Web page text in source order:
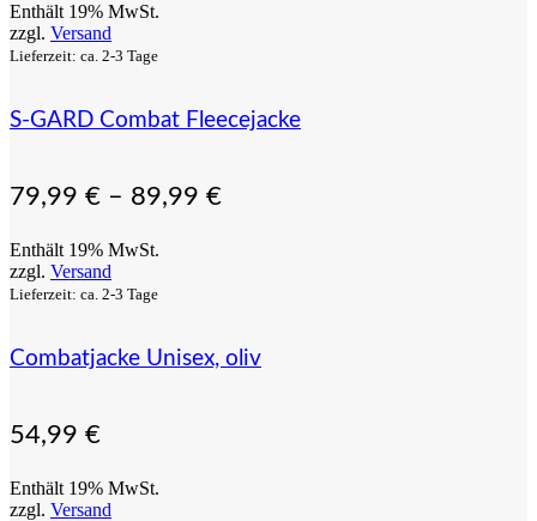
Enthält 19% MwSt.
zzgl. Versand
Lieferzeit: ca. 2-3 Tage
S-GARD Combat Fleecejacke
79,99 € – 89,99 €
Enthält 19% MwSt.
zzgl. Versand
Lieferzeit: ca. 2-3 Tage
Combatjacke Unisex, oliv
54,99 €
Enthält 19% MwSt.
zzgl. Versand